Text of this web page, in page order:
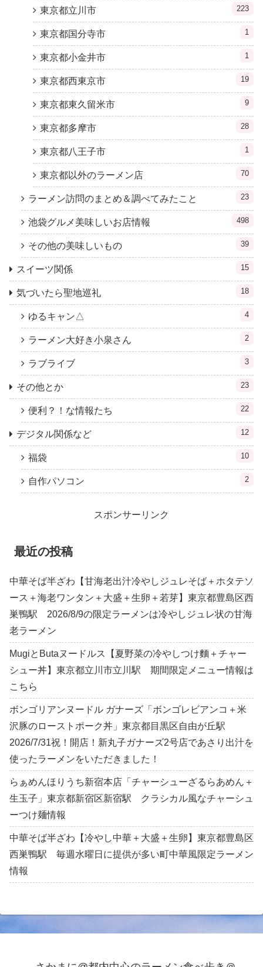
東京都立川市 223
東京都国分寺市 1
東京都小金井市 1
東京都西東京市 19
東京都東久留米市 9
東京都多摩市 28
東京都八王子市 1
東京都以外のラーメン店 70
ラーメン訪問のまとめ＆調べてみたこと 23
池袋グルメ美味しいお店情報 498
その他の美味しいもの 39
スイーツ関係 15
気づいたら聖地巡礼 18
ゆるキャン△ 4
ラーメン大好き小泉さん 2
ラブライブ 3
その他とか 23
便利？！な情報たち 22
デジタル関係など 12
福袋 10
自作パソコン 2
スポンサーリンク
最近の投稿
中華そば半ざわ【甘海老出汁冷やしジュレそば＋ホタテソ
ース＋海老ワンタン＋大盛＋生卵＋若芽】東京都豊島区西
巣鴨駅 2026/8/9の限定ラーメンは冷やしジュレ状の甘海
老ラーメン
MugiとButaヌードルス【夏野菜の冷やしつけ麵＋チャー
シュー丼】東京都立川市立川駅 期間限定メニュー情報は
こちら
ボンゴリアンヌードル ガナーズ「ボンゴレビアンコ＋米
沢豚のローストポーク丼」東京都目黒区自由が丘駅
2026/7/31祝！開店！新丸子ガナーズ2号店であさり出汁を
使ったラーメンをいただきました！
らぁめんほりうち新宿本店「チャーシューざるらあめん＋
生玉子」東京都新宿区新宿駅 クラシカル風なチャーシュ
ーつけ麺情報
中華そば半ざわ【冷やし中華＋大盛＋生卵】東京都豊島区
西巣鴨駅 毎週水曜日に提供が多い町中華風限定ラーメン
情報